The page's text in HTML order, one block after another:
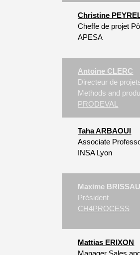
Christine
Cheffe de projet
APESA
Antoine CLERC
Directeur de
Methods and
PRODEVAL
Taha ARBAOUI
Associate
INSA Lyon
Maxime
Président
CH4PROCESS
Mattias ERIXON